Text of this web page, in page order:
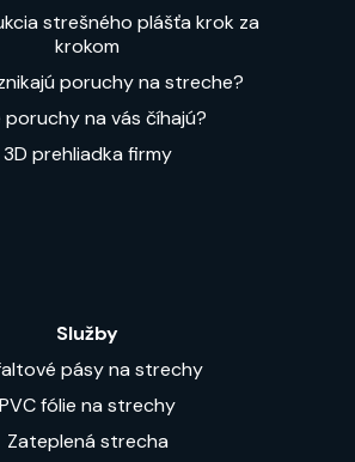
strešného plášťa krok za
krokom
poruchy na streche?
poruchy na vás číhajú?
3D prehliadka firmy
Služby
pásy na strechy
PVC fólie na strechy
Zateplená strecha